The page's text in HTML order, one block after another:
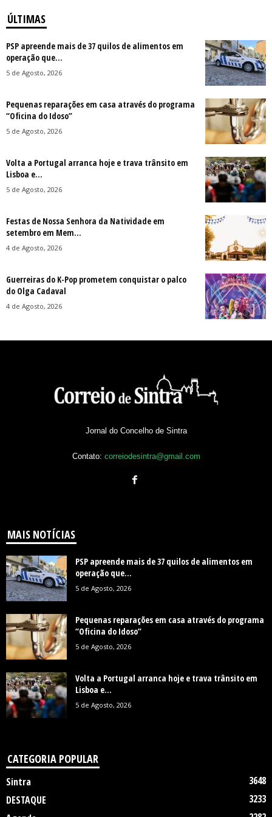
ÚLTIMAS
PSP apreende mais de 37 quilos de alimentos em
operação que...
5 de Agosto, 2026
Pequenas reparações em casa através do programa
“Oficina do Idoso”
5 de Agosto, 2026
Volta a Portugal arranca hoje e trava trânsito em
Lisboa e...
5 de Agosto, 2026
Festas de Nossa Senhora da Natividade em
setembro em Mem...
4 de Agosto, 2026
Guerreiras do K-Pop prometem conquistar o palco
do Olga Cadaval
4 de Agosto, 2026
Jornal do Concelho de Sintra
Contato: correiodesintra@gmail.com
MAIS NOTÍCIAS
PSP apreende mais de 37 quilos de alimentos em
operação que...
5 de Agosto, 2026
Pequenas reparações em casa através do programa
“Oficina do Idoso”
5 de Agosto, 2026
Volta a Portugal arranca hoje e trava trânsito em
Lisboa e...
5 de Agosto, 2026
CATEGORIA POPULAR
Sintra
3648
DESTAQUE
3233